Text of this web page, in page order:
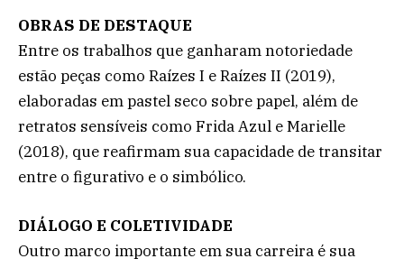
OBRAS DE DESTAQUE
Entre os trabalhos que ganharam notoriedade
estão peças como Raízes I e Raízes II (2019),
elaboradas em pastel seco sobre papel, além de
retratos sensíveis como Frida Azul e Marielle
(2018), que reafirmam sua capacidade de transitar
entre o figurativo e o simbólico.
DIÁLOGO E COLETIVIDADE
Outro marco importante em sua carreira é sua